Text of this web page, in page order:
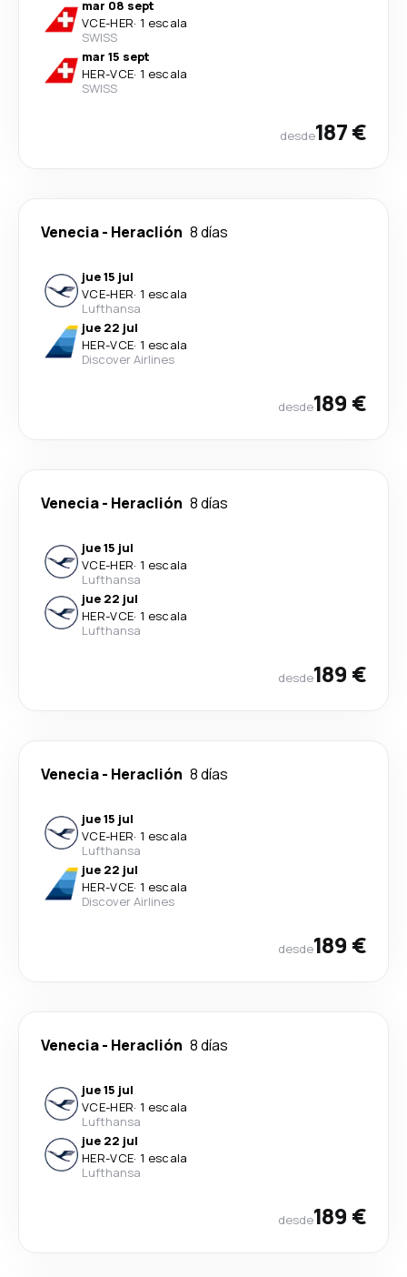
mar 08 sept
VCE-HER· 1 escala
SWISS
mar 15 sept
HER-VCE· 1 escala
SWISS
desde187 €
Venecia- Heraclión 8 días
jue 15 jul
VCE-HER· 1 escala
Lufthansa
jue 22 jul
HER-VCE· 1 escala
Discover Airlines
desde189 €
Venecia- Heraclión 8 días
jue 15 jul
VCE-HER· 1 escala
Lufthansa
jue 22 jul
HER-VCE· 1 escala
Lufthansa
desde189 €
Venecia- Heraclión 8 días
jue 15 jul
VCE-HER· 1 escala
Lufthansa
jue 22 jul
HER-VCE· 1 escala
Discover Airlines
desde189 €
Venecia- Heraclión 8 días
jue 15 jul
VCE-HER· 1 escala
Lufthansa
jue 22 jul
HER-VCE· 1 escala
Lufthansa
desde189 €